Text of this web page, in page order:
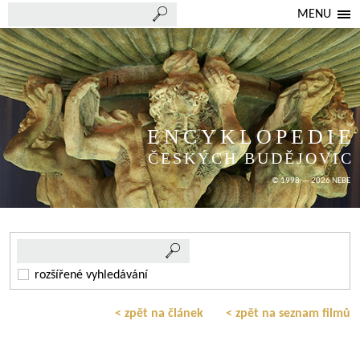
MENU
ENCYKLOPEDIE
ČESKÝCH BUDĚJOVIC
© 1998 — 2026 NEBE
rozšířené vyhledávání
< zpět na článek < zpět na seznam filmů